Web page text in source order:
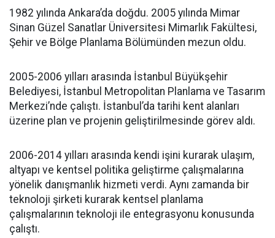
1982 yılında Ankara’da doğdu. 2005 yılında Mimar
Sinan Güzel Sanatlar Üniversitesi Mimarlık Fakültesi,
Şehir ve Bölge Planlama Bölümünden mezun oldu.
2005-2006 yılları arasında İstanbul Büyükşehir
Belediyesi, İstanbul Metropolitan Planlama ve Tasarım
Merkezi’nde çalıştı. İstanbul’da tarihi kent alanları
üzerine plan ve projenin geliştirilmesinde görev aldı.
2006-2014 yılları arasında kendi işini kurarak ulaşım,
altyapı ve kentsel politika geliştirme çalışmalarına
yönelik danışmanlık hizmeti verdi. Aynı zamanda bir
teknoloji şirketi kurarak kentsel planlama
çalışmalarının teknoloji ile entegrasyonu konusunda
çalıştı.